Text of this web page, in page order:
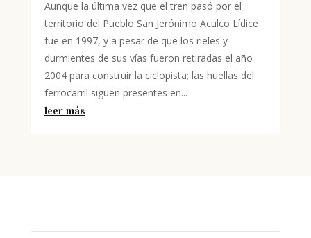
Aunque la última vez que el tren pasó por el
territorio del Pueblo San Jerónimo Aculco Lídice
fue en 1997, y a pesar de que los rieles y
durmientes de sus vías fueron retiradas el año
2004 para construir la ciclopista; las huellas del
ferrocarril siguen presentes en...
leer más